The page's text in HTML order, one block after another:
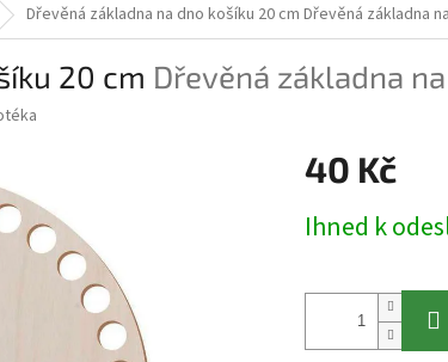
Dřevěná základna na dno košíku 20 cm Dřevěná základna
20 cm Dřevěná základna
40 Kč
cena:
Ihned k